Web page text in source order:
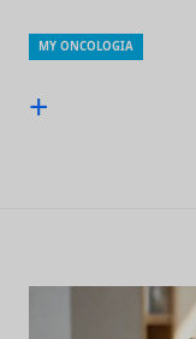
MY ONCOLOGIA
+